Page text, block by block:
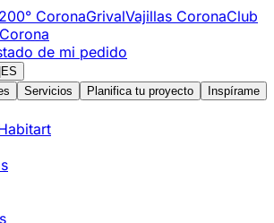
CoronaGrivalVajillas CoronaClub
de mi pedido
ES
Servicios Planifica tu proyecto
Inspírame